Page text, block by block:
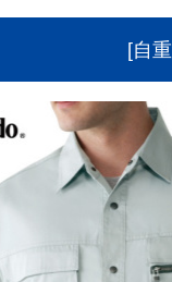
[自